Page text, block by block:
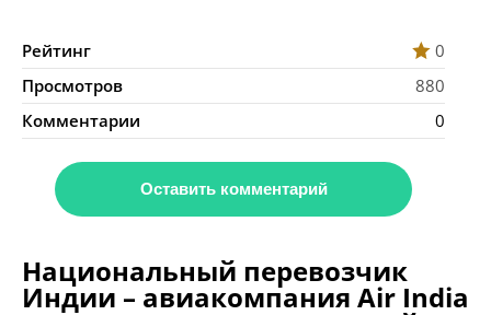
Рейтинг
0
Просмотров
880
Комментарии
0
Оставить комментарий
Национальный перевозчик
Индии – авиакомпания Air India